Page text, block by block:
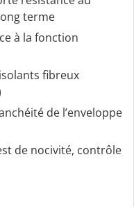
terme
à la fonction
fibreux
de l’enveloppe
de nocivité, contrôle